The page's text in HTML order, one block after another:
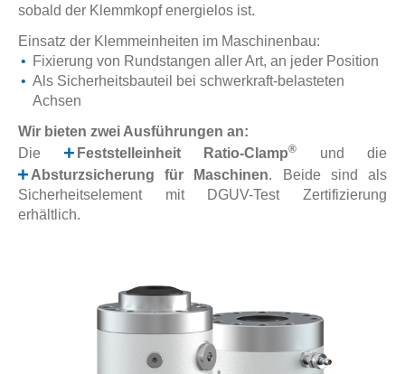
sobald der Klemmkopf energielos ist.
Einsatz der Klemmeinheiten im Maschinenbau:
Fixierung von Rundstangen aller Art, an jeder Position
Als Sicherheitsbauteil bei schwerkraft-belasteten
Achsen
Wir bieten zwei Ausführungen an:
Die
Feststelleinheit Ratio-Clamp®
und die
Absturzsicherung für Maschinen. Beide sind als
Sicherheitselement mit DGUV-Test Zertifizierung
erhältlich.
SERVICE
AKTUELLES
KONTAKT